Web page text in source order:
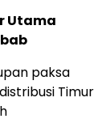
Utama
paksa
Timur